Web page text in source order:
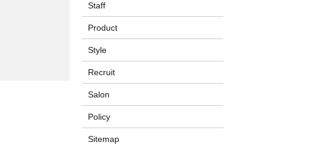
Staff
Product
Style
Recruit
Salon
Policy
Sitemap